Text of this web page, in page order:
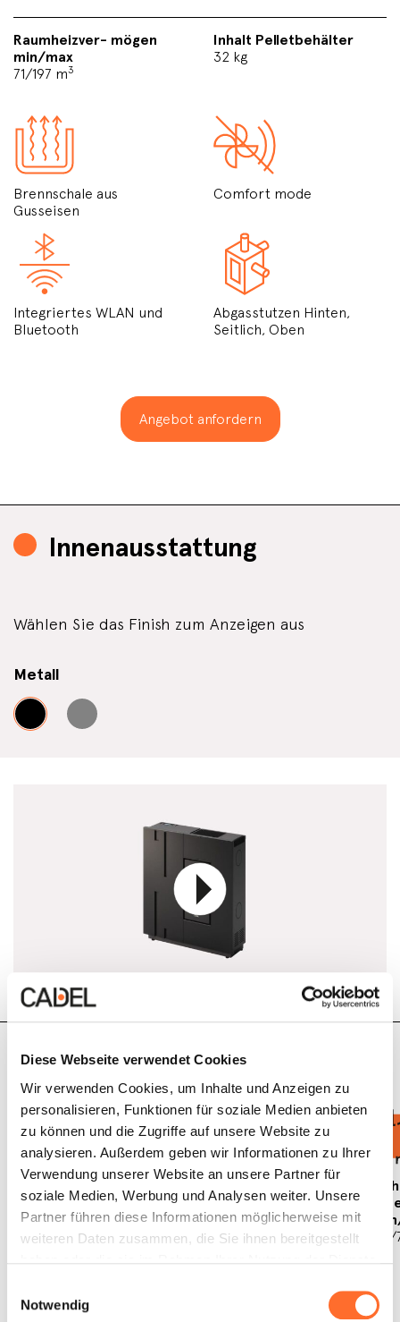
Diese Webseite verwendet Cookies
Wir verwenden Cookies, um Inhalte und Anzeigen zu
personalisieren, Funktionen für soziale Medien anbieten
zu können und die Zugriffe auf unsere Website zu
analysieren. Außerdem geben wir Informationen zu Ihrer
Verwendung unserer Website an unsere Partner für
soziale Medien, Werbung und Analysen weiter. Unsere
Partner führen diese Informationen möglicherweise mit
weiteren Daten zusammen, die Sie ihnen bereitgestellt
Notwendig
Raumheizver- mögen
min/max
71/197 m3
Inhalt Pelletbehälter
32 kg
Brennschale aus
Gusseisen
Comfort mode
Integriertes WLAN und
Bluetooth
Abgasstutzen Hinten,
Seitlich, Oben
Angebot anfordern
Innenausstattung
Wählen Sie das Finish zum Anzeigen aus
Metall
Technische Daten
Nennleistung
6,9 kW
leistung
7,8 kW
mögen
min/max
71/197 m 3